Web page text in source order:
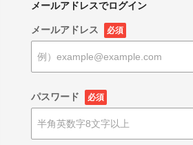
メールアドレスでログイン
メールアドレス 必須
パスワード 必須